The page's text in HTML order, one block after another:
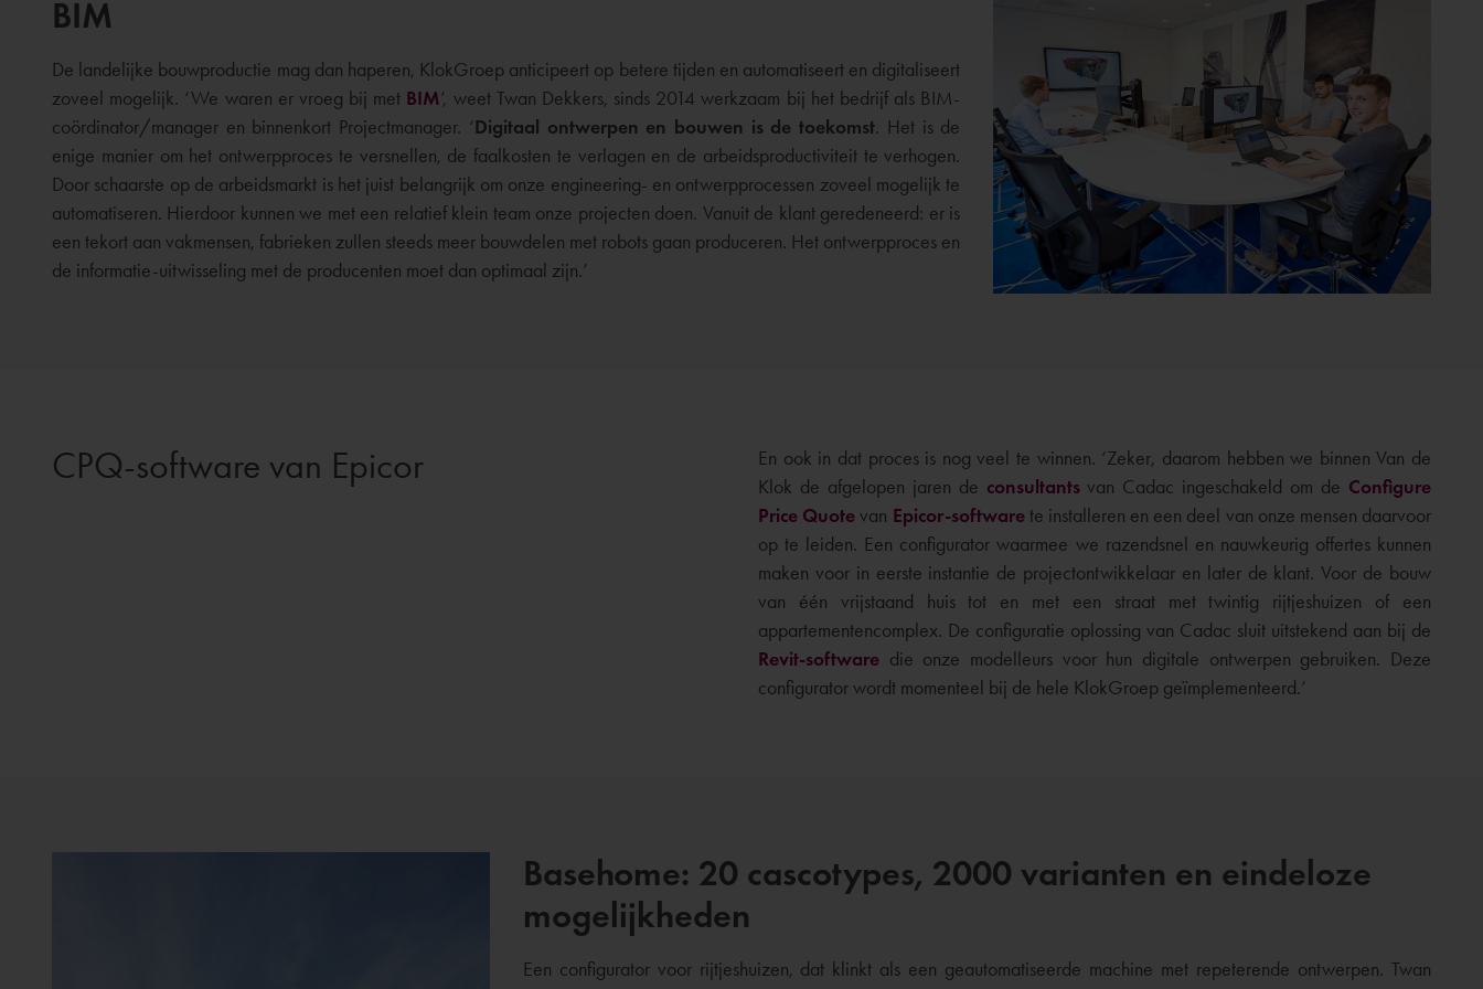
BIM
De landelijke bouwproductie mag dan haperen, KlokGroep anticipeert op betere tijden en automatiseert en digitaliseert
zoveel mogelijk. ‘We waren er vroeg bij met BIM’, weet Twan Dekkers, sinds 2014 werkzaam bij het bedrijf als BIM-
coördinator/manager en binnenkort Projectmanager. ‘Digitaal ontwerpen en bouwen is de toekomst. Het is de
enige manier om het ontwerpproces te versnellen, de faalkosten te verlagen en de arbeidsproductiviteit te verhogen.
Door schaarste op de arbeidsmarkt is het juist belangrijk om onze engineering- en ontwerpprocessen zoveel mogelijk te
automatiseren. Hierdoor kunnen we met een relatief klein team onze projecten doen. Vanuit de klant geredeneerd: er is
een tekort aan vakmensen, fabrieken zullen steeds meer bouwdelen met robots gaan produceren. Het ontwerpproces en
de informatie-uitwisseling met de producenten moet dan optimaal zijn.’
CPQ-software van Epicor
En ook in dat proces is nog veel te winnen. ‘Zeker, daarom hebben we binnen Van de
Klok de afgelopen jaren de consultantsvan Cadac ingeschakeld om de Configure
Price Quotevan Epicor-softwarete installeren en een deel van onze mensen daarvoor
op te leiden. Een configurator waarmee we razendsnel en nauwkeurig offertes kunnen
maken voor in eerste instantie de projectontwikkelaar en later de klant. Voor de bouw
van één vrijstaand huis tot en met een straat met twintig rijtjeshuizen of een
appartementencomplex. De configuratie oplossing van Cadac sluit uitstekend aan bij de
Revit-software die onze modelleurs voor hun digitale ontwerpen gebruiken. Deze
configurator wordt momenteel bij de hele KlokGroep geïmplementeerd.’
Basehome: 20 cascotypes, 2000 varianten en eindeloze
mogelijkheden
Een configurator voor rijtjeshuizen, dat klinkt als een geautomatiseerde machine met repeterende ontwerpen. Twan